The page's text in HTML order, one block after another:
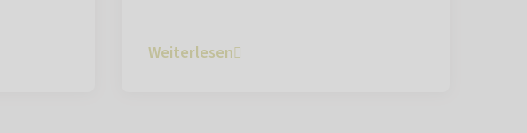
Weiterlesen